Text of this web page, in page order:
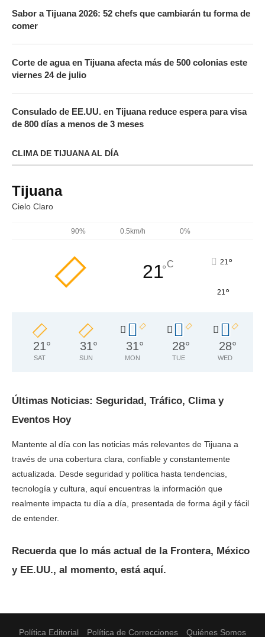
Sabor a Tijuana 2026: 52 chefs que cambiarán tu forma de
comer
Corte de agua en Tijuana afecta más de 500 colonias este
viernes 24 de julio
Consulado de EE.UU. en Tijuana reduce espera para visa
de 800 días a menos de 3 meses
CLIMA DE TIJUANA AL DÍA
Tijuana
Cielo Claro
90% 0.5km/h 0%
21°C 21°
21°
21°
SAT
31°
SUN
31°
MON
28°
TUE
28°
WED
Últimas Noticias: Seguridad, Tráfico, Clima y
Eventos Hoy
Mantente al día con las noticias más relevantes de Tijuana a
través de una cobertura clara, confiable y constantemente
actualizada. Desde seguridad y política hasta tendencias,
tecnología y cultura, aquí encuentras la información que
realmente impacta tu día a día, presentada de forma ágil y fácil
de entender.
Recuerda que lo más actual de la Frontera, México
y EE.UU., al momento, está aquí.
Política Editorial Política de Correcciones Quiénes Somos